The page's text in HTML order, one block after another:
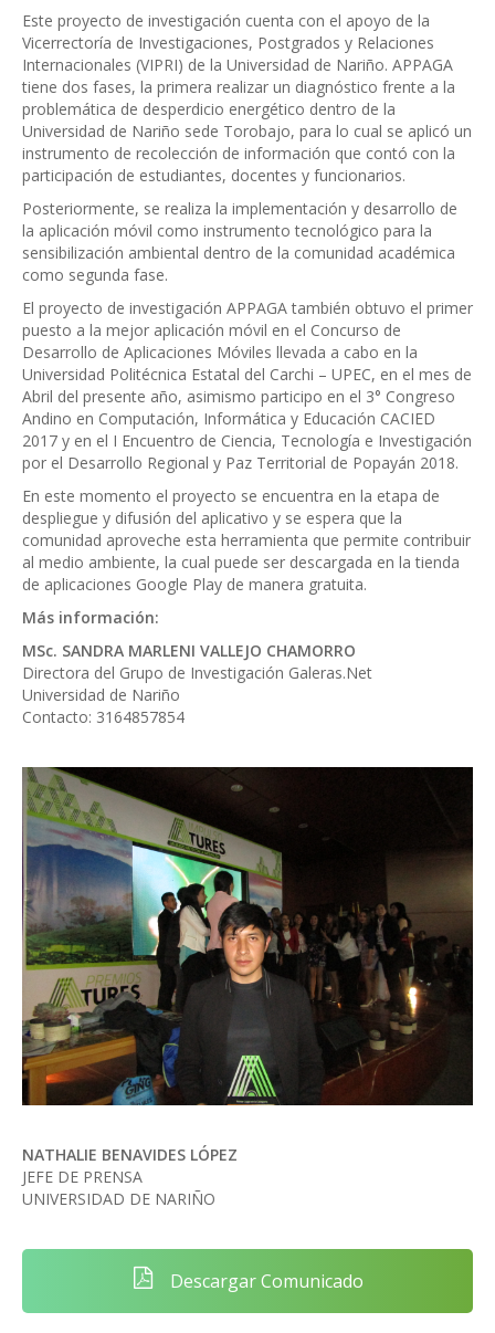
Este proyecto de investigación cuenta con el apoyo de la
Vicerrectoría de Investigaciones, Postgrados y Relaciones
Internacionales (VIPRI) de la Universidad de Nariño. APPAGA
tiene dos fases, la primera realizar un diagnóstico frente a la
problemática de desperdicio energético dentro de la
Universidad de Nariño sede Torobajo, para lo cual se aplicó un
instrumento de recolección de información que contó con la
participación de estudiantes, docentes y funcionarios.
Posteriormente, se realiza la implementación y desarrollo de
la aplicación móvil como instrumento tecnológico para la
sensibilización ambiental dentro de la comunidad académica
como segunda fase.
El proyecto de investigación APPAGA también obtuvo el primer
puesto a la mejor aplicación móvil en el Concurso de
Desarrollo de Aplicaciones Móviles llevada a cabo en la
Universidad Politécnica Estatal del Carchi – UPEC, en el mes de
Abril del presente año, asimismo participo en el 3° Congreso
Andino en Computación, Informática y Educación CACIED
2017 y en el I Encuentro de Ciencia, Tecnología e Investigación
por el Desarrollo Regional y Paz Territorial de Popayán 2018.
En este momento el proyecto se encuentra en la etapa de
despliegue y difusión del aplicativo y se espera que la
comunidad aproveche esta herramienta que permite contribuir
al medio ambiente, la cual puede ser descargada en la tienda
de aplicaciones Google Play de manera gratuita.
Más información:
MSc. SANDRA MARLENI VALLEJO CHAMORRO
Directora del Grupo de Investigación Galeras.Net
Universidad de Nariño
Contacto: 3164857854
NATHALIE BENAVIDES LÓPEZ
JEFE DE PRENSA
UNIVERSIDAD DE NARIÑO
Descargar Comunicado